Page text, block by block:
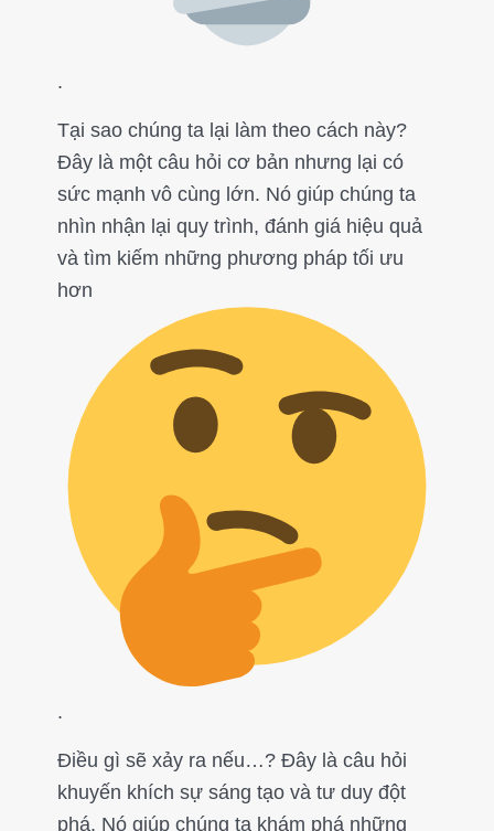
.
Tại sao chúng ta lại làm theo cách này?
Đây là một câu hỏi cơ bản nhưng lại có
sức mạnh vô cùng lớn. Nó giúp chúng ta
nhìn nhận lại quy trình, đánh giá hiệu quả
và tìm kiếm những phương pháp tối ưu
hơn
.
Điều gì sẽ xảy ra nếu…? Đây là câu hỏi
khuyến khích sự sáng tạo và tư duy đột
phá. Nó giúp chúng ta khám phá những